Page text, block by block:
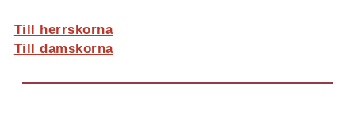
Till herrskorna
Till damskorna